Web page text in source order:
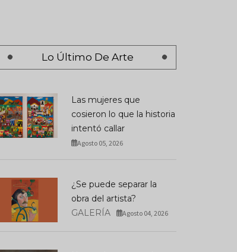
Lo Último De Arte
Las mujeres que
cosieron lo que la historia
intentó callar
Agosto 05, 2026
¿Se puede separar la
obra del artista?
GALERÍA
Agosto 04, 2026